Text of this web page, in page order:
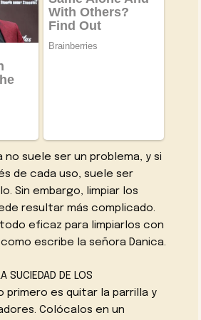
no suele ser un problema, y si
de cada uso, suele ser
Sin embargo, limpiar los
resultar más complicado.
eficaz para limpiarlos con
escribe la señora Danica.
SUCIEDAD DE LOS
Lo primero es quitar la parrilla y
Colócalos en un